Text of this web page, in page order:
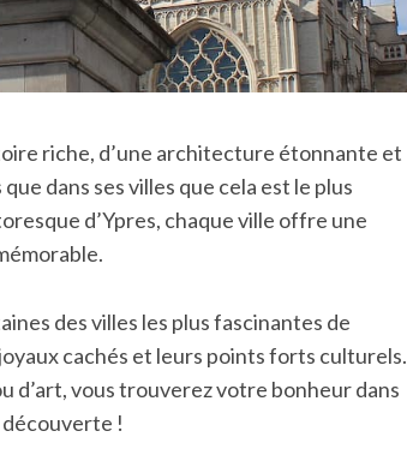
riche, d’une architecture étonnante et
dans ses villes que cela est le plus
d’Ypres, chaque ville offre une
des villes les plus fascinantes de
cachés et leurs points forts culturels.
d’art, vous trouverez votre bonheur dans
découverte !